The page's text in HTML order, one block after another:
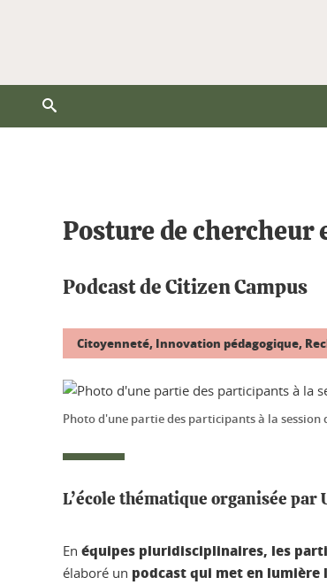
Posture de chercheur
Podcast de Citizen Campus
Citoyenneté, Innovation pédagogique,
Photo d'une partie des participants à la session
L’école thématique organisée
En équipes pluridisciplinaires, les
élaboré un podcast qui met en